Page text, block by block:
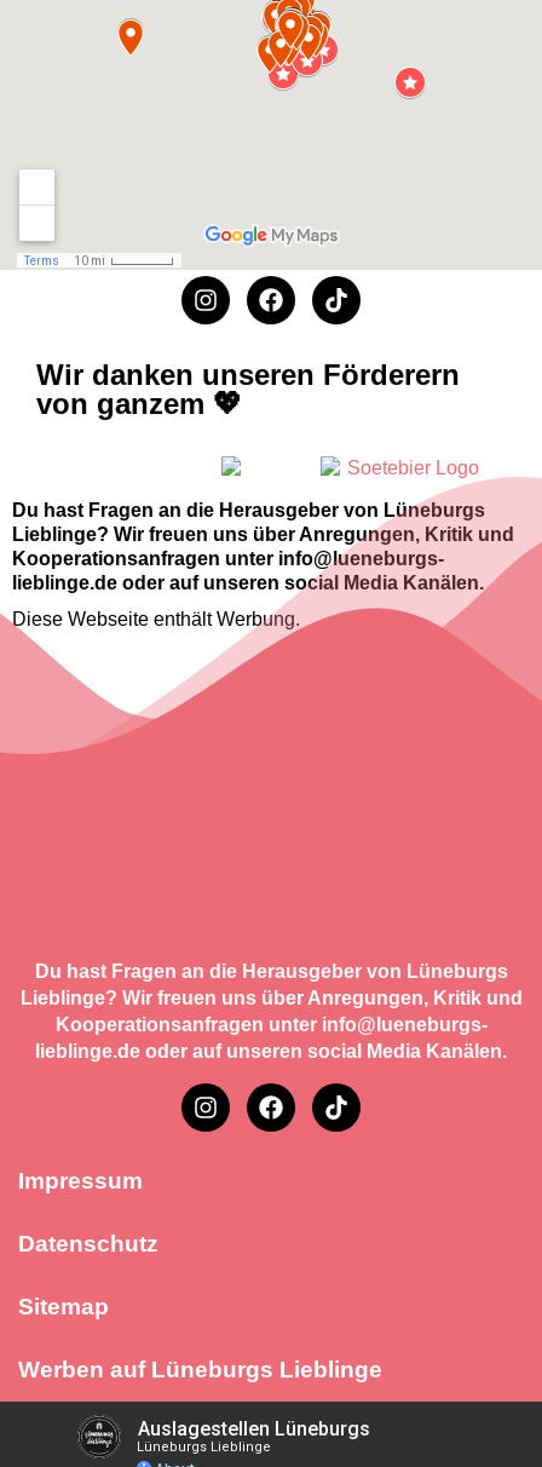
Wir danken unseren Förderern
von ganzem 💖
Du hast Fragen an die Herausgeber von Lüneburgs
Lieblinge? Wir freuen uns über Anregungen, Kritik und
Kooperationsanfragen unter info@lueneburgs-
lieblinge.de oder auf unseren social Media Kanälen.
Diese Webseite enthält Werbung.
Du hast Fragen an die Herausgeber von Lüneburgs
Lieblinge? Wir freuen uns über Anregungen, Kritik und
Kooperationsanfragen unter info@lueneburgs-
lieblinge.de oder auf unseren social Media Kanälen.
Impressum
Datenschutz
Sitemap
Werben auf Lüneburgs Lieblinge